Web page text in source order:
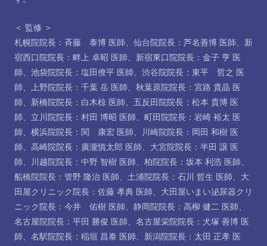
＜ 監修 ＞
札幌院院長：斉藤 泰博 医師、 仙台院院長：芦名善博 医師、 新
宿西口院院長：畔上 卓昭 医師、 新宿東口院院長：金子 亨 医
師、 池袋院院長：塩田僚平 医師、 渋谷院院長：東平 哲之 医
師、 上野院院長：千葉 岳 医師、 秋葉原院院長：宮路 貴晶 医
師、 新橋院院長：白木椋 医師、 五反田院院長：松本 貴博 医
師、 立川院院長：村田 博昭 医師、 町田院院長：岩崎 裕太 医
師、 横浜院院長：関 康宏 医師、
川崎院院長：岡田 和樹 医
師、 高崎院院長：廣瀧慎太郎 医師、 大宮院院長：半田 譲 医
師、 川越院院長：中野 智樹 医師、 柏院院長：坂本 利浩 医師、
船橋院院長：管野 隆治 医師、 土浦院院長：石川 哲生 医師、 大
田屋クリニック院長：佐藤 孝典 医師、 大田屋いまい泌尿器クリ
ニック院長：今井 佑樹 医師、 静岡院院長：高柳 健二 医師、
名古屋院院長：平田 勝俊 医師、 名古屋栄院院長：犬塚 善博 医
師、 名駅院院長：稲垣 昌泰 医師、 新潟院院長：太田 正孝 医